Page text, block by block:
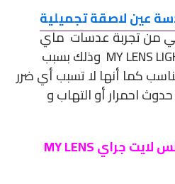
عين لاصقة تجميلية
من تجربة عدسات ماي
لنس لايت جراي MY LENS LIGHT GRAY وذلك بسبب
كما أنها لا تسبب أي ضرر
احمرار أو التهاب و
مميزات عدسات ماي لنس لايت جراي MY LENS